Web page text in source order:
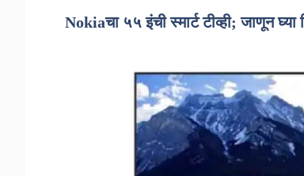
Nokiaचा ५५ इंची स्मार्ट टीव्ही; जाणून